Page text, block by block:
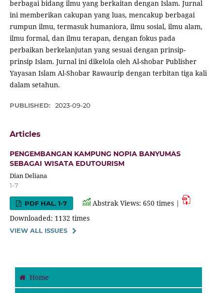
berbagai bidang ilmu yang berkaitan dengan Islam. Jurnal
ini memberikan cakupan yang luas, mencakup berbagai
rumpun ilmu, termasuk humaniora, ilmu sosial, ilmu alam,
ilmu formal, dan ilmu terapan, dengan fokus pada
perbaikan berkelanjutan yang sesuai dengan prinsip-
prinsip Islam. Jurnal ini dikelola oleh Al-shobar Publisher
Yayasan Islam Al-Shobar Rawaurip dengan terbitan tiga kali
dalam setahun.
PUBLISHED: 2023-09-20
Articles
PENGEMBANGAN KAMPUNG NOPIA BANYUMAS
SEBAGAI WISATA EDUTOURISM
Dian Deliana
1-7
PDF HAL. 1-7
Abstrak Views: 650 times |
Downloaded: 1132 times
VIEW ALL ISSUES
Home